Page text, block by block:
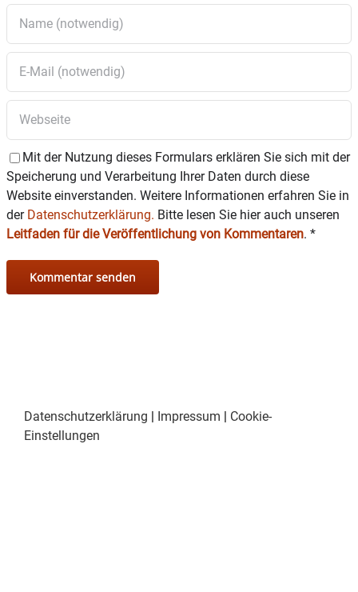
Mit der Nutzung dieses Formulars erklären Sie sich mit der
Speicherung und Verarbeitung Ihrer Daten durch diese
Website einverstanden. Weitere Informationen erfahren Sie in
der Datenschutzerklärung. Bitte lesen Sie hier auch unseren
Leitfaden für die Veröffentlichung von Kommentaren. *
Datenschutzerklärung | Impressum | Cookie-
Einstellungen